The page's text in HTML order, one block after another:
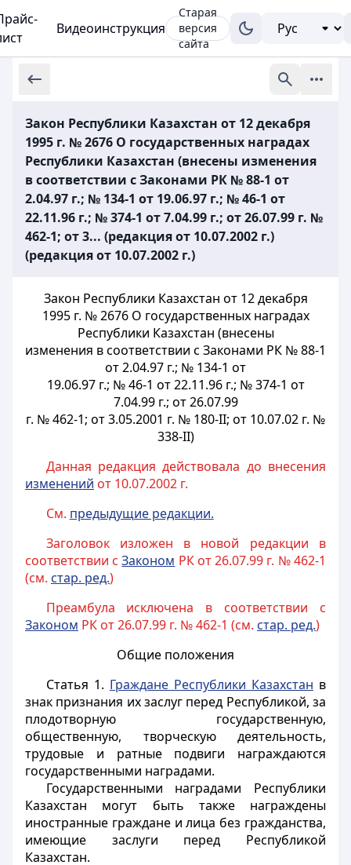
Видеоинструкция
Старая
версия
сайта
Закон Республики Казахстан от 12 декабря
1995 г. № 2676 О государственных наградах
Республики Казахстан (внесены изменения
в соответствии с Законами РК № 88-1 от
2.04.97 г.; № 134-1 от 19.06.97 г.; № 46-1 от
22.11.96 г.; № 374-1 от 7.04.99 г.; от 26.07.99 г. №
462-1; от 3... (редакция от 10.07.2002 г.)
(редакция от 10.07.2002 г.)
Закон Республики Казахстан от 12 декабря
1995 г. № 2676 О государственных наградах
Республики Казахстан (внесены
изменения в соответствии с Законами РК № 88-1
от 2.04.97 г.; № 134-1 от
19.06.97 г.; № 46-1 от 22.11.96 г.; № 374-1 от
7.04.99 г.; от 26.07.99
г. № 462-1; от 3.05.2001 г. № 180-II; от 10.07.02 г. №
338-II)
Данная редакция действовала до внесения
изменений от 10.07.2002 г.
См. предыдущие редакции.
Заголовок изложен в новой редакции в
соответствии сЗаконом РК от 26.07.99 г. № 462-1
(см. стар. ред.)
Преамбула исключена в соответствии с
Законом РК от 26.07.99 г. № 462-1 (см. стар. ред.)
Общие положения
Статья 1. Граждане Республики Казахстан в
знак признания их заслуг перед Республикой, за
плодотворную государственную,
общественную, творческую деятельность,
трудовые и ратные подвиги награждаются
государственными наградами.
Государственными наградами Республики
Казахстан могут быть также награждены
иностранные граждане и лица без гражданства,
имеющие заслуги перед Республикой
Казахстан.